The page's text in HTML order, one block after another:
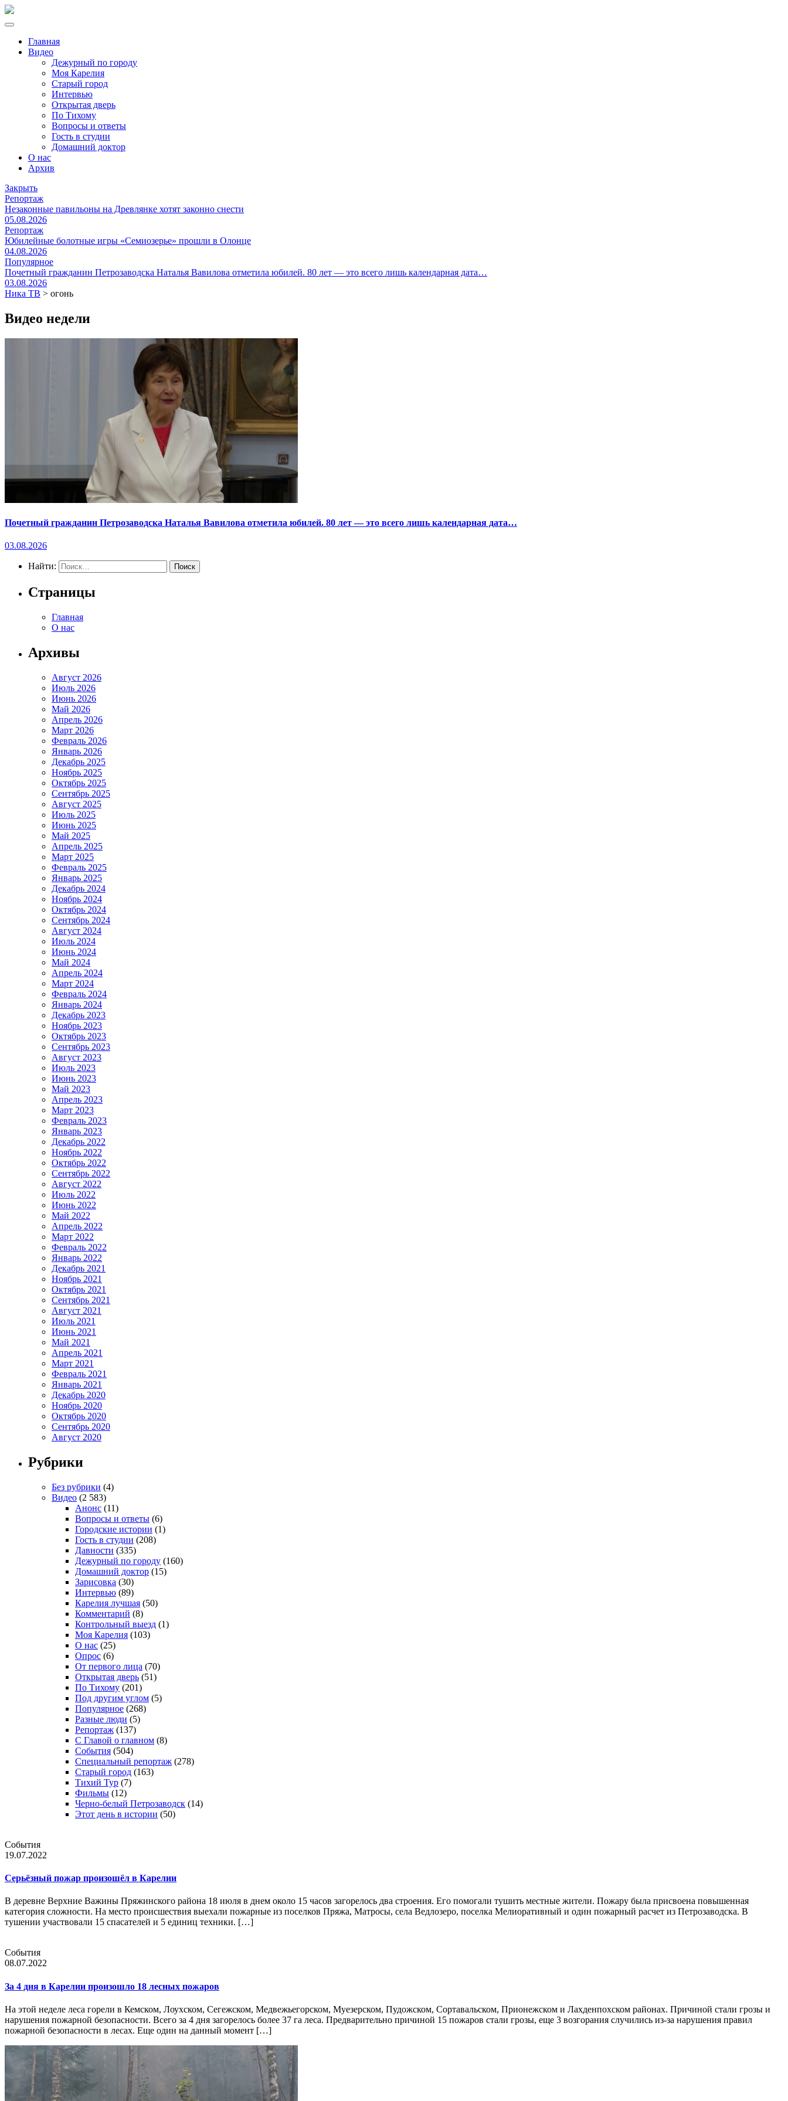
Главная
Видео
Дежурный по городу
Моя Карелия
Старый город
Интервью
Открытая дверь
По Тихому
Вопросы и ответы
Гость в студии
Домашний доктор
О нас
Архив
Закрыть
Репортаж
Незаконные павильоны на Древлянке хотят законно снести
05.08.2026
Репортаж
Юбилейные болотные игры «Семиозерье» прошли в Олонце
04.08.2026
Популярное
Почетный гражданин Петрозаводска Наталья Вавилова отметила юбилей. 80 лет — это всего лишь календарная дата…
03.08.2026
Ника ТВ > огонь
Видео недели
Почетный гражданин Петрозаводска Наталья Вавилова отметила юбилей. 80 лет — это всего лишь календарная дата…
03.08.2026
Найти:
Страницы
Главная
О нас
Архивы
Август 2026
Июль 2026
Июнь 2026
Май 2026
Апрель 2026
Март 2026
Февраль 2026
Январь 2026
Декабрь 2025
Ноябрь 2025
Октябрь 2025
Сентябрь 2025
Август 2025
Июль 2025
Июнь 2025
Май 2025
Апрель 2025
Март 2025
Февраль 2025
Январь 2025
Декабрь 2024
Ноябрь 2024
Октябрь 2024
Сентябрь 2024
Август 2024
Июль 2024
Июнь 2024
Май 2024
Апрель 2024
Март 2024
Февраль 2024
Январь 2024
Декабрь 2023
Ноябрь 2023
Октябрь 2023
Сентябрь 2023
Август 2023
Июль 2023
Июнь 2023
Май 2023
Апрель 2023
Март 2023
Февраль 2023
Январь 2023
Декабрь 2022
Ноябрь 2022
Октябрь 2022
Сентябрь 2022
Август 2022
Июль 2022
Июнь 2022
Май 2022
Апрель 2022
Март 2022
Февраль 2022
Январь 2022
Декабрь 2021
Ноябрь 2021
Октябрь 2021
Сентябрь 2021
Август 2021
Июль 2021
Июнь 2021
Май 2021
Апрель 2021
Март 2021
Февраль 2021
Январь 2021
Декабрь 2020
Ноябрь 2020
Октябрь 2020
Сентябрь 2020
Август 2020
Рубрики
Без рубрики (4)
Видео (2 583)
Анонс (11)
Вопросы и ответы (6)
Городские истории (1)
Гость в студии (208)
Давности (335)
Дежурный по городу (160)
Домашний доктор (15)
Зарисовка (30)
Интервью (89)
Карелия лучшая (50)
Комментарий (8)
Контрольный выезд (1)
Моя Карелия (103)
О нас (25)
Опрос (6)
От первого лица (70)
Открытая дверь (51)
По Тихому (201)
Под другим углом (5)
Популярное (268)
Разные люди (5)
Репортаж (137)
С Главой о главном (8)
События (504)
Специальный репортаж (278)
Старый город (163)
Тихий Тур (7)
Фильмы (12)
Черно-белый Петрозаводск (14)
Этот день в истории (50)
События
19.07.2022
Серьёзный пожар произошёл в Карелии
В деревне Верхние Важины Пряжинского района 18 июля в днем около 15 часов загорелось два строения. Его помогали тушить местные жители. Пожару была присвоена повышенная
категория сложности. На место происшествия выехали пожарные из поселков Пряжа, Матросы, села Ведлозеро, поселка Мелиоративный и один пожарный расчет из Петрозаводска. В
тушении участвовали 15 спасателей и 5 единиц техники. […]
События
08.07.2022
За 4 дня в Карелии произошло 18 лесных пожаров
На этой неделе леса горели в Кемском, Лоухском, Сегежском, Медвежьегорском, Муезерском, Пудожском, Сортавальском, Прионежском и Лахденпохском районах. Причиной стали грозы и
нарушения пожарной безопасности. Всего за 4 дня загорелось более 37 га леса. Предварительно причиной 15 пожаров стали грозы, еще 3 возгорания случились из-за нарушения правил
пожарной безопасности в лесах. Еще один на данный момент […]